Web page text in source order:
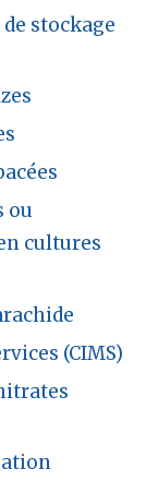
stockage
ou
cultures
(CIMS)